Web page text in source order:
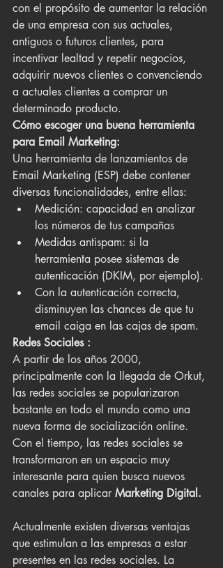
con el propósito de aumentar la relación
de una empresa con sus actuales,
antiguos o futuros clientes, para
incentivar lealtad y repetir negocios,
adquirir nuevos clientes o convenciendo
a actuales clientes a comprar un
determinado producto.
Cómo escoger una buena herramienta
para Email Marketing:
Una herramienta de lanzamientos de
Email Marketing (ESP) debe contener
diversas funcionalidades, entre ellas:
Medición: capacidad en analizar
los números de tus campañas
Medidas antispam: si la
herramienta posee sistemas de
autenticación (DKIM, por ejemplo).
Con la autenticación correcta,
disminuyen las chances de que tu
email caiga en las cajas de spam.
Redes Sociales :
A partir de los años 2000,
principalmente con la llegada de Orkut,
las redes sociales se popularizaron
bastante en todo el mundo como una
nueva forma de socialización online.
Con el tiempo, las redes sociales se
transformaron en un espacio muy
interesante para quien busca nuevos
canales para aplicar Marketing Digital.
Actualmente existen diversas ventajas
que estimulan a las empresas a estar
presentes en las redes sociales. La